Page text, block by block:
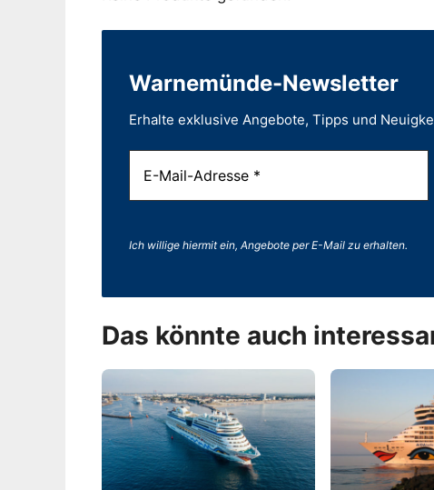
Warnemünde-Newsletter
Erhalte exklusive Angebote, Tipps und
Ich willige hiermit ein, Angebote per E-Mail zu erhalten.
Das könnte auch